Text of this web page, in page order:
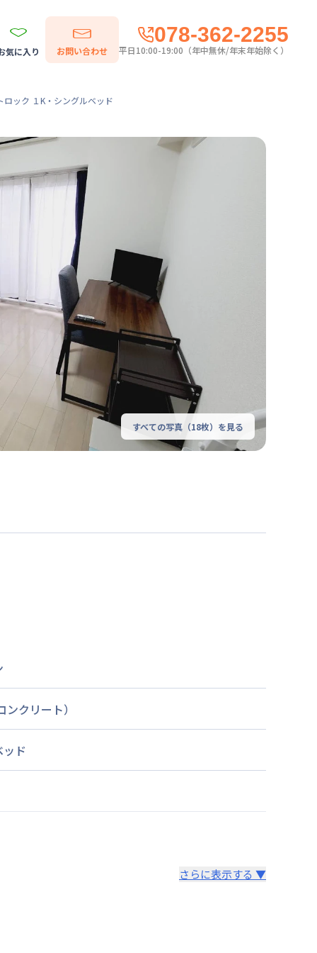
気に入り お問い合わせ
078-362-2255
平日10:00-19:00（年中無休/年末年始除く）
ック １K・シングルベッド
すべての写真（18枚）を見る
ンクリート）
ド
さらに表示する ▼